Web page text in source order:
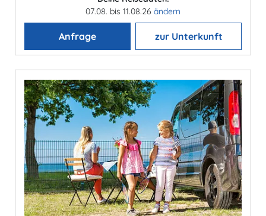
07.08. bis 11.08.26 ändern
Anfrage zur Unterkunft